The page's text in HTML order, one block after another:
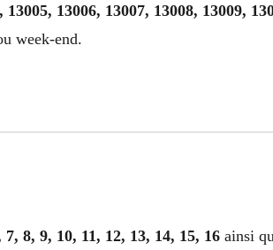
13005, 13006, 13007, 13008, 13009,
week-end.
7, 8, 9, 10, 11, 12, 13, 14, 15, 16 ainsi